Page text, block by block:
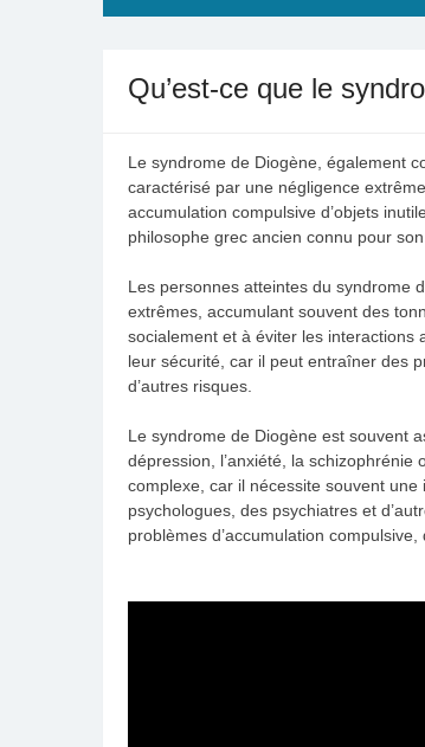
Qu’est-ce que le
Le syndrome de Diogène, également
caractérisé par une négligence
accumulation compulsive d’objets
philosophe grec ancien connu pour
Les personnes atteintes du syndrome
extrêmes, accumulant souvent des
socialement et à éviter les
leur sécurité, car il peut entraîner des
d’autres risques.
Le syndrome de Diogène est souvent
dépression, l’anxiété, la
complexe, car il nécessite souvent
psychologues, des psychiatres et
problèmes d’accumulation